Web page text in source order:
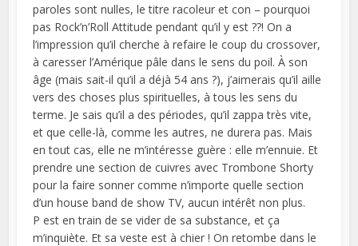
paroles sont nulles, le titre racoleur et con – pourquoi
pas Rock’n’Roll Attitude pendant qu’il y est ??! On a
l’impression qu’il cherche à refaire le coup du crossover,
à caresser l’Amérique pâle dans le sens du poil. À son
âge (mais sait-il qu’il a déjà 54 ans ?), j’aimerais qu’il aille
vers des choses plus spirituelles, à tous les sens du
terme. Je sais qu’il a des périodes, qu’il zappa très vite,
et que celle-là, comme les autres, ne durera pas. Mais
en tout cas, elle ne m’intéresse guère : elle m’ennuie. Et
prendre une section de cuivres avec Trombone Shorty
pour la faire sonner comme n’importe quelle section
d’un house band de show TV, aucun intérêt non plus.
P est en train de se vider de sa substance, et ça
m’inquiète. Et sa veste est à chier ! On retombe dans le